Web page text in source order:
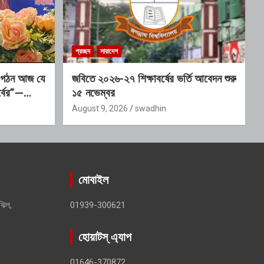
আজ যে
প্রচ্ছদ সারাদেশ
জবিতে ২০২৬-২৭ শিক্ষাবর্ষের ভর্তি আবেদন শুরু
১৫ নভেম্বর
August 9, 2026 swadhin
মোবাইল
01939-300621
হোয়াটস্ এ্যাপ